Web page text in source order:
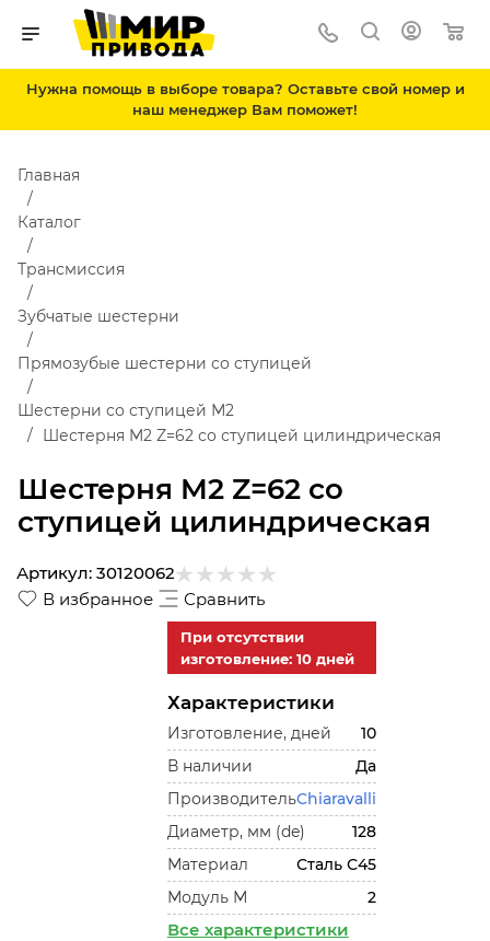
Нужна помощь в выборе товара? Оставьте свой номер и
наш менеджер Вам поможет!
Шестерня M2 Z=62 со
ступицей цилиндрическая
Главная
Каталог
Трансмиссия
Зубчатые шестерни
Прямозубые шестерни со ступицей
Шестерни со ступицей М2
Шестерня M2 Z=62 со ступицей цилиндрическая
В избранное Сравнить
Артикул: 30120062
При отсутствии
изготовление: 10 дней
Характеристики
Изготовление, дней
10
В наличии
Да
ПроизводительChiaravalli
Диаметр, мм (de)
128
Материал
Сталь С45
Модуль М
2
Все характеристики